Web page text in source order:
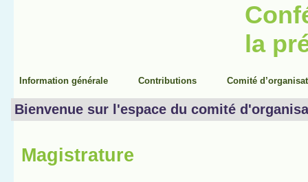
la
Information générale Contributions Comité
Bienvenue sur l'espace du comité
Magistrature